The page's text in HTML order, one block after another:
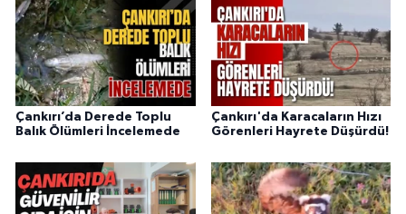
Çankırı’da Derede Toplu
Balık Ölümleri İncelemede
Çankırı'da Karacaların Hızı
Görenleri Hayrete Düşürdü!